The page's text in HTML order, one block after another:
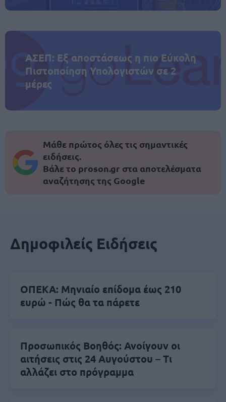
ΑΣΕΠ: Εξ αποστάσεως η πιο Εύκολη
Πιστοποίηση Υπολογιστών σε 2
μέρες
Μάθε πρώτος όλες τις σημαντικές
ειδήσεις.
Βάλε το proson.gr στα αποτελέσματα
αναζήτησης της Google
Δημοφιλείς Ειδήσεις
ΟΠΕΚΑ: Μηνιαίο επίδομα έως 210
ευρώ - Πώς θα τα πάρετε
Προσωπικός Βοηθός: Ανοίγουν οι
αιτήσεις στις 24 Αυγούστου – Τι
αλλάζει στο πρόγραμμα